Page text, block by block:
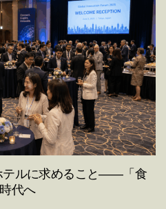
テルに求めること――「食
代へ